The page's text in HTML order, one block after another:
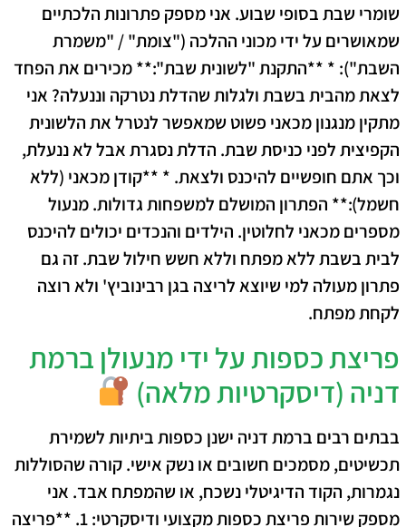
שומרי שבת בסופי שבוע. אני מספק פתרונות הלכתיים
שמאושרים על ידי מכוני ההלכה ("צומת" / "משמרת
השבת"): * **התקנת "לשונית שבת":** מכירים את הפחד
לצאת מהבית בשבת ולגלות שהדלת נטרקה וננעלה? אני
מתקין מנגנון מכאני פשוט שמאפשר לנטרל את הלשונית
הקפיצית לפני כניסת שבת. הדלת נסגרת אבל לא ננעלת,
וכך אתם חופשיים להיכנס ולצאת. * **קודן מכאני (ללא
חשמל):** הפתרון המושלם למשפחות גדולות. מנעול
מספרים מכאני לחלוטין. הילדים והנכדים יכולים להיכנס
לבית בשבת ללא מפתח וללא חשש חילול שבת. זה גם
פתרון מעולה למי שיוצא לריצה בגן רבינוביץ' ולא רוצה
לקחת מפתח.
פריצת כספות על ידי מנעולן ברמת
דניה (דיסקרטיות מלאה)
בבתים רבים ברמת דניה ישנן כספות ביתיות לשמירת
תכשיטים, מסמכים חשובים או נשק אישי. קורה שהסוללות
נגמרות, הקוד הדיגיטלי נשכח, או שהמפתח אבד. אני
מספק שירות פריצת כספות מקצועי ודיסקרטי: 1. **פריצה